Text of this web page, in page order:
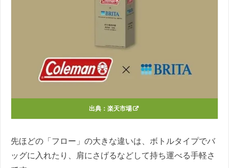
出典： 楽天市場
先ほどの「フロー」の大きな違いは、ボトルタイプでバ
ッグに入れたり、肩にさげるなどして持ち運べる手軽さ